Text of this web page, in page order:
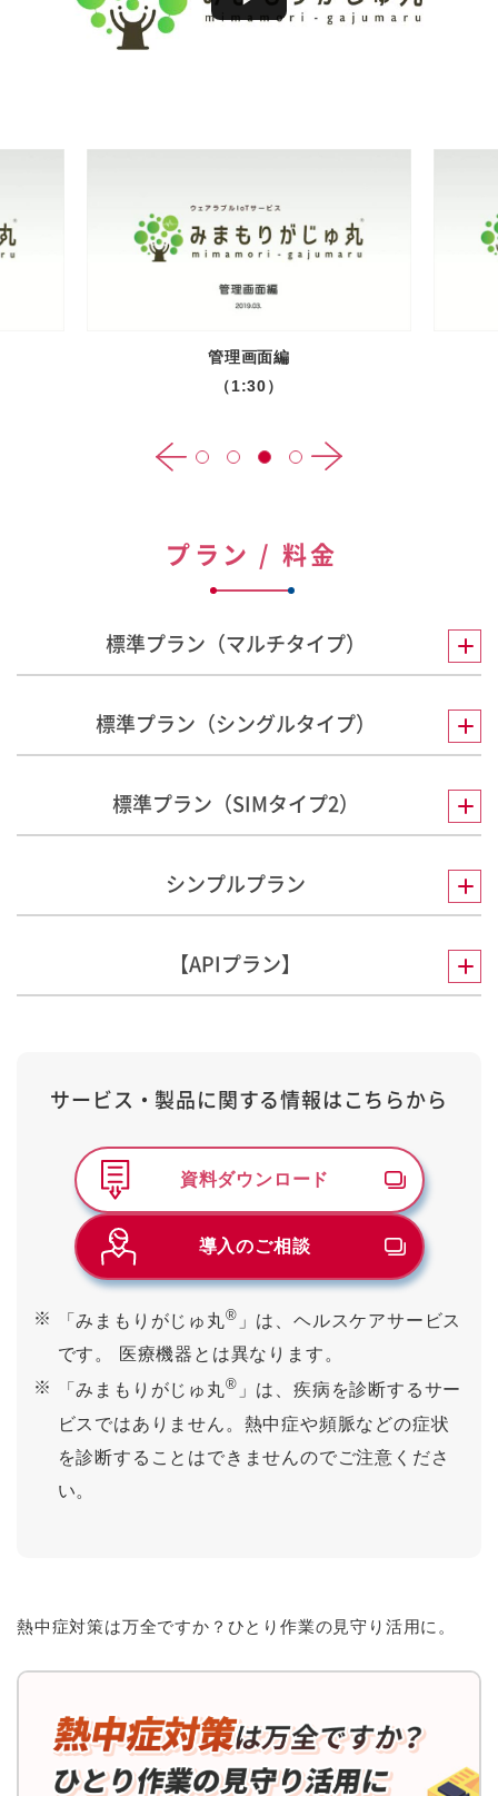
管理画面編
（1:30）
プラン / 料金
標準プラン（マルチタイプ）
標準プラン（シングルタイプ）
標準プラン（SIMタイプ2）
シンプルプラン
【APIプラン】
サービス・製品に関する情報はこちらから
資料ダウンロード
導入のご相談
※ 「みまもりがじゅ丸® 」は、ヘルスケアサービス
です。 医療機器とは異なります。
※
「みまもりがじゅ丸® 」は、疾病を診断するサー
ビスではありません。熱中症や頻脈などの症状
を診断することはできませんのでご注意くださ
い。
熱中症対策は万全ですか？ひとり作業の見守り活用に。